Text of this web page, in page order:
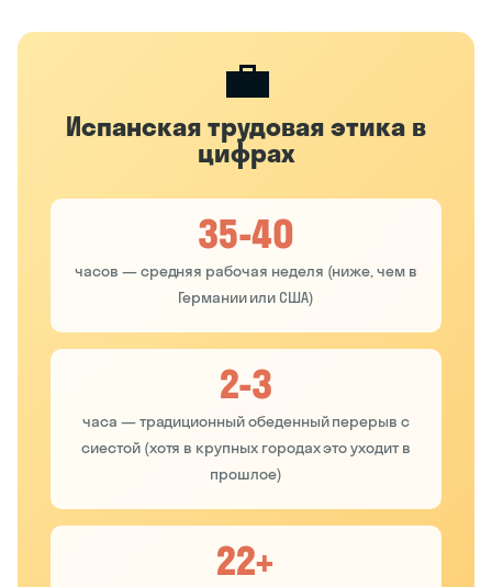
💼
Испанская трудовая этика в
цифрах
35-40
часов — средняя рабочая неделя (ниже, чем в
Германии или США)
2-3
часа — традиционный обеденный перерыв с
сиестой (хотя в крупных городах это уходит в
прошлое)
22+